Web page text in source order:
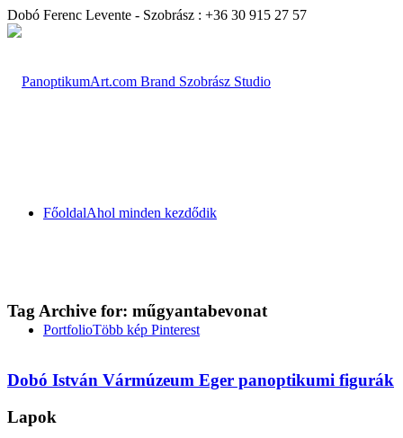
Dobó Ferenc Levente - Szobrász : +36 30 915 27 57
FőoldalAhol minden kezdődik
PortfolioTöbb kép Pinterest
Tag Archive for: műgyantabevonat
Dobó István Vármúzeum Eger panoptikumi figurák
Lapok